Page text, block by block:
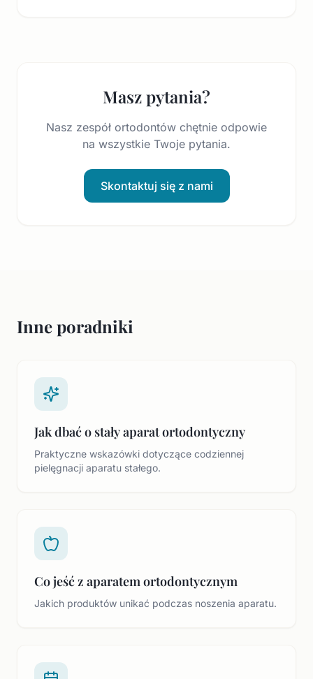
Masz pytania?
Nasz zespół ortodontów chętnie odpowie
na wszystkie Twoje pytania.
Skontaktuj się z nami
Inne poradniki
Jak dbać o stały aparat ortodontyczny
Praktyczne wskazówki dotyczące codziennej
pielęgnacji aparatu stałego.
Co jeść z aparatem ortodontycznym
Jakich produktów unikać podczas noszenia aparatu.